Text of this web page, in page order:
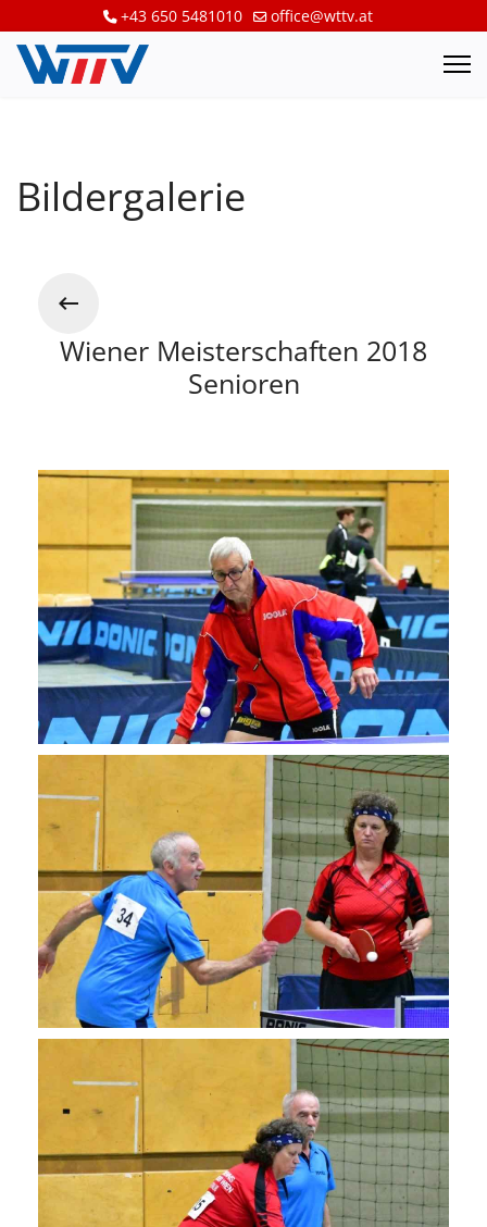
+43 650 5481010 office@wttv.at
Bildergalerie
Wiener Meisterschaften 2018
Senioren